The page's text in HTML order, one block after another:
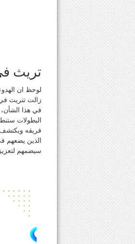
تريث في
لوحظ ان
زالت تتريث في
في هذا
البطولات
فريقه ويكتشف
الذين يضعهم
سيضمهم